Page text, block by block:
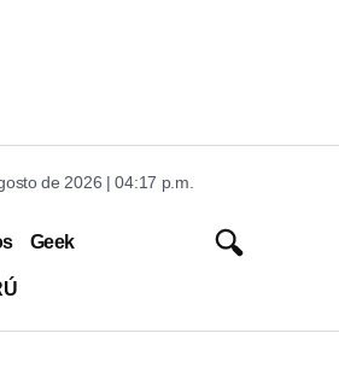
de 2026 | 04:17 p.m.
Geek